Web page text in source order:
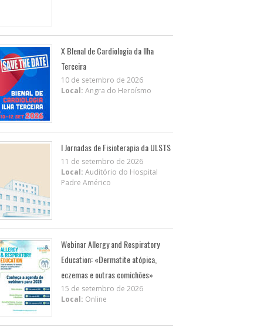
X BIenal de Cardiologia da Ilha
Terceira
10 de setembro de 2026
Local: Angra do Heroísmo
I Jornadas de Fisioterapia da ULSTS
11 de setembro de 2026
Local: Auditório do Hospital
Padre Américo
Webinar Allergy and Respiratory
Education: «Dermatite atópica,
eczemas e outras comichões»
15 de setembro de 2026
Local: Online